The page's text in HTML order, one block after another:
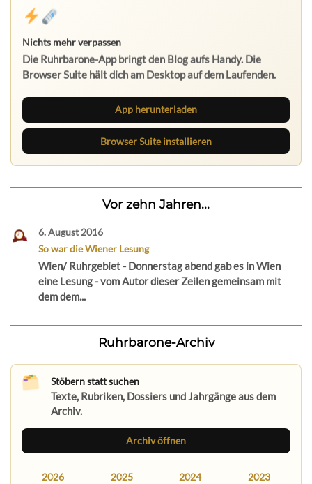
App herunterladen
Browser Suite installieren
Vor zehn Jahren...
6. August 2016
So war die Wiener Lesung
Wien/ Ruhrgebiet - Donnerstag abend gab es in Wien
eine Lesung - vom Autor dieser Zeilen gemeinsam mit
dem dem...
Ruhrbarone-Archiv
Stöbern statt suchen
Texte, Rubriken, Dossiers und Jahrgänge aus dem
Archiv.
Archiv öffnen
2026 2025 2024 2023